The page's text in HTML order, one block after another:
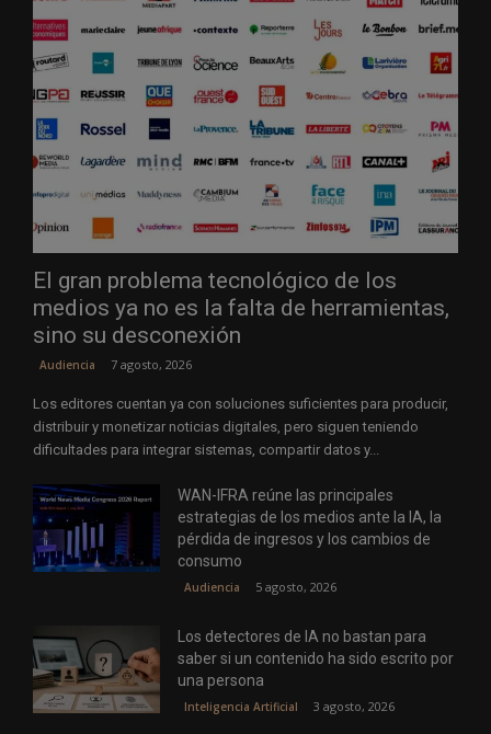
El gran problema tecnológico de los
medios ya no es la falta de herramientas,
sino su desconexión
Audiencia 7 agosto, 2026
Los editores cuentan ya con soluciones suficientes para producir,
distribuir y monetizar noticias digitales, pero siguen teniendo
dificultades para integrar sistemas, compartir datos y...
WAN-IFRA reúne las principales
estrategias de los medios ante la IA, la
pérdida de ingresos y los cambios de
consumo
Audiencia 5 agosto, 2026
Los detectores de IA no bastan para
saber si un contenido ha sido escrito por
una persona
Inteligencia Artificial 3 agosto, 2026